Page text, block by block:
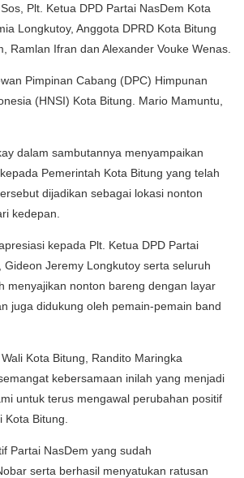
Plt. Ketua DPD Partai NasDem Kota
Longkutoy, Anggota DPRD Kota Bitung
Ramlan Ifran dan Alexander Vouke Wenas.
Pimpinan Cabang (DPC) Himpunan
(HNSI) Kota Bitung. Mario Mamuntu,
dalam sambutannya menyampaikan
Pemerintah Kota Bitung yang telah
dijadikan sebagai lokasi nonton
kedepan.
kepada Plt. Ketua DPD Partai
Gideon Jeremy Longkutoy serta seluruh
menyajikan nonton bareng dengan layar
juga didukung oleh pemain-pemain band
Kota Bitung, Randito Maringka
kebersamaan inilah yang menjadi
untuk terus mengawal perubahan positif
Bitung.
Partai NasDem yang sudah
serta berhasil menyatukan ratusan